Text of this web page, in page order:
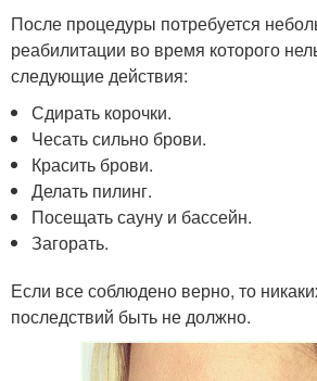
После процедуры потребуется
реабилитации во время которого
следующие действия:
Сдирать корочки.
Чесать сильно брови.
Красить брови.
Делать пилинг.
Посещать сауну и бассейн.
Загорать.
Если все соблюдено верно, то
последствий быть не должно.